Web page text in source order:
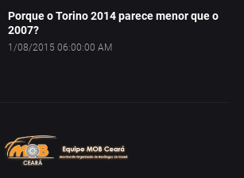
Porque o Torino 2014 parece menor que o
2007?
1/08/2015 06:00:00 AM